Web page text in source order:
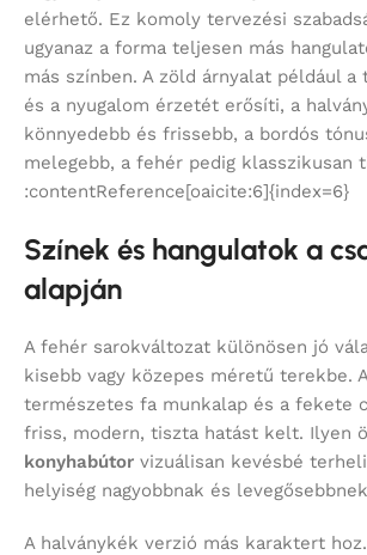
elérhető. Ez komoly tervezési
ugyanaz a forma teljesen más
más színben. A zöld árnyalat például a
és a nyugalom érzetét erősíti, a
könnyedebb és frissebb, a bordós
melegebb, a fehér pedig klasszikusan
:contentReference[oaicite:6]{index=6}
Színek és hangulatok a
alapján
A fehér sarokváltozat különösen jó
kisebb vagy közepes méretű terekbe.
természetes fa munkalap és a fekete
friss, modern, tiszta hatást kelt. Ilyen
konyhabútor vizuálisan kevésbé
helyiség nagyobbnak és
A halványkék verzió más karaktert